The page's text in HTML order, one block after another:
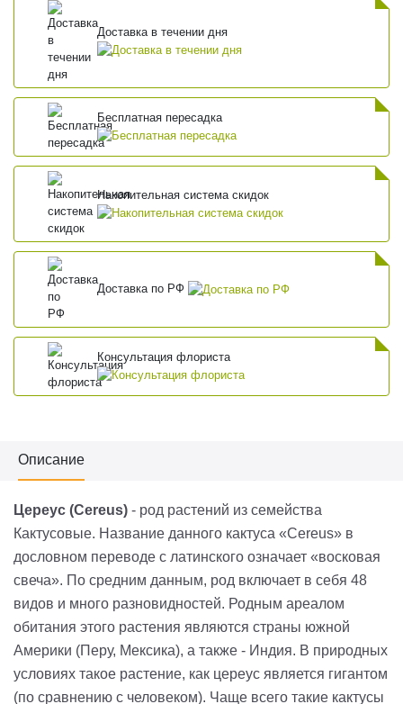
Доставка в течении дня
Бесплатная пересадка
Накопительная система скидок
Доставка по РФ
Консультация флориста
Описание
Цереус (Cereus) - род растений из семейства
Кактусовые. Название данного кактуса «Cereus» в
дословном переводе с латинского означает «восковая
свеча». По средним данным, род включает в себя 48
видов и много разновидностей. Родным ареалом
обитания этого растения являются страны южной
Америки (Перу, Мексика), а также - Индия. В природных
условиях такое растение, как цереус является гигантом
(по сравнению с человеком). Чаще всего такие кактусы